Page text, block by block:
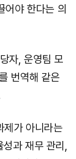
어야 한다는 의
자, 운영팀 모
번역해 같은
제가 아니라는
과 재무 관리,